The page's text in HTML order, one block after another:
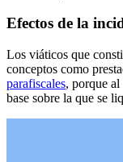
Efectos de la
Los viáticos que
conceptos como
parafiscales, porque
base sobre la que se